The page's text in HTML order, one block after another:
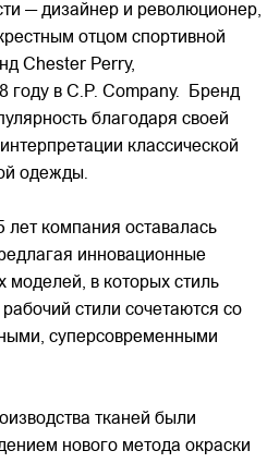
— дизайнер и революционер,
отцом спортивной
Chester Perry,
году в C.P. Company. Бренд
благодаря своей
классической
одежды.
компания оставалась
инновационные
моделей, в которых стиль
стили сочетаются со
суперсовременными
тканей были
нового метода окраски